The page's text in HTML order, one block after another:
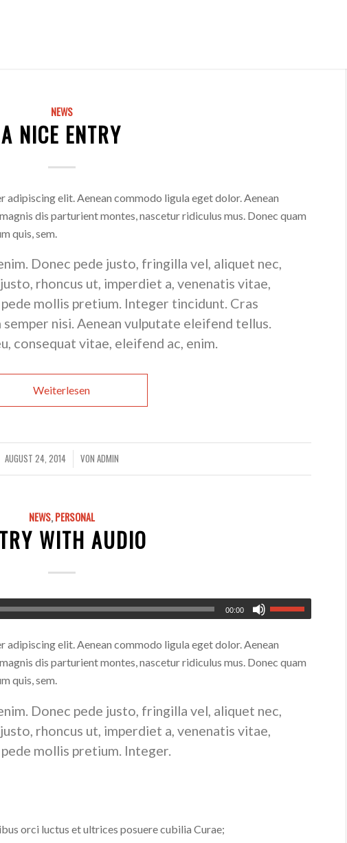
NEWS
A NICE ENTRY
elit. Aenean commodo ligula eget dolor. Aenean
dis parturient montes, nascetur ridiculus mus. Donec quam
quis, sem.
Donec pede justo, fringilla vel, aliquet nec,
rhoncus ut, imperdiet a, venenatis vitae,
mollis pretium. Integer tincidunt. Cras
nisi. Aenean vulputate eleifend tellus.
consequat vitae, eleifend ac, enim.
Weiterlesen
AUGUST 24, 2014
/ VON ADMIN
NEWS,PERSONAL
WITH AUDIO
00:00
elit. Aenean commodo ligula eget dolor. Aenean
dis parturient montes, nascetur ridiculus mus. Donec quam
quis, sem.
Donec pede justo, fringilla vel, aliquet nec,
rhoncus ut, imperdiet a, venenatis vitae,
mollis pretium. Integer.
orci luctus et ultrices posuere cubilia Curae;